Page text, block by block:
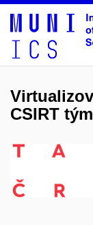
CSIRT